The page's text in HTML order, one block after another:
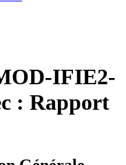
IFIE2-
: Rapport